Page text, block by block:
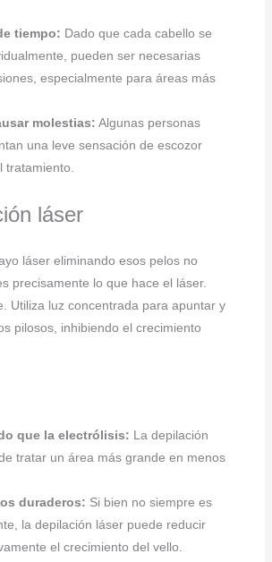
tiempo: Dado que cada cabello se
pueden ser necesarias
especialmente para áreas más
molestias: Algunas personas
una leve sensación de escozor
tratamiento.
láser
láser eliminando esos pelos no
precisamente lo que hace el láser.
Utiliza luz concentrada para apuntar y
pilosos, inhibiendo el crecimiento
que la electrólisis: La depilación
tratar un área más grande en menos
duraderos: Si bien no siempre es
la depilación láser puede reducir
el crecimiento del vello.